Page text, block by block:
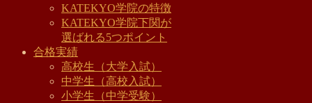
KATEKYO学院の特徴
KATEKYO学院下関が
選ばれる5つポイント
合格実績
高校生（大学入試）
中学生（高校入試）
小学生（中学受験）